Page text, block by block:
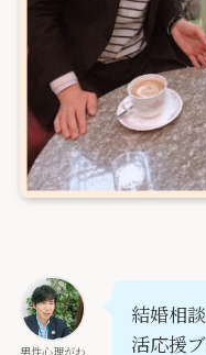
男性心理がわ
結婚相
活応援